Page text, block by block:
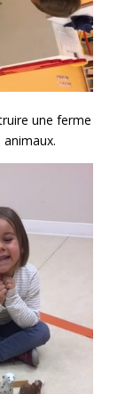
une ferme